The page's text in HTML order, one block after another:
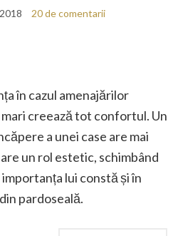
20 de comentarii
în cazul amenajărilor
creează tot confortul. Un
a unei case are mai
un rol estetic, schimbând
lui constă și în
pardoseală.